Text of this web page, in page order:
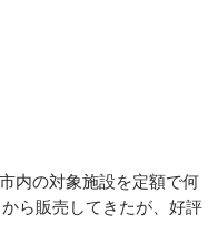
内の対象施設を定額で何
ら販売してきたが、好評